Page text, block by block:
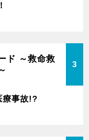
ド ～救命救
3
療事故!?